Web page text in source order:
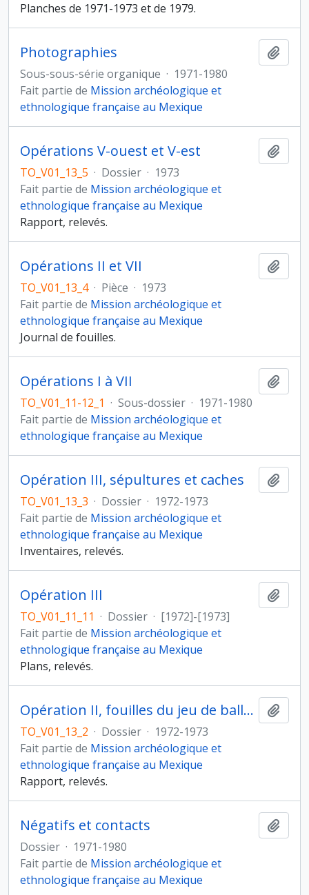
Planches de 1971-1973 et de 1979.
Photographies
Sous-sous-série organique · 1971-1980
Fait partie de Mission archéologique et
ethnologique française au Mexique
Opérations V-ouest et V-est
TO_V01_13_5 · Dossier · 1973
Fait partie de Mission archéologique et
ethnologique française au Mexique
Rapport, relevés.
Opérations II et VII
TO_V01_13_4 · Pièce · 1973
Fait partie de Mission archéologique et
ethnologique française au Mexique
Journal de fouilles.
Opérations I à VII
TO_V01_11-12_1 · Sous-dossier · 1971-1980
Fait partie de Mission archéologique et
ethnologique française au Mexique
Opération III, sépultures et caches
TO_V01_13_3 · Dossier · 1972-1973
Fait partie de Mission archéologique et
ethnologique française au Mexique
Inventaires, relevés.
Opération III
TO_V01_11_11 · Dossier · [1972]-[1973]
Fait partie de Mission archéologique et
ethnologique française au Mexique
Plans, relevés.
Opération II, fouilles du jeu de balle et de la structure sud
TO_V01_13_2 · Dossier · 1972-1973
Fait partie de Mission archéologique et
ethnologique française au Mexique
Rapport, relevés.
Négatifs et contacts
Dossier · 1971-1980
Fait partie de Mission archéologique et
ethnologique française au Mexique